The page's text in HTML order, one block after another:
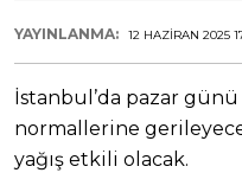
YAYINLANMA: 12 HAZIRAN 2025
İstanbul’da pazar günü
normallerine
yağış etkili olacak.